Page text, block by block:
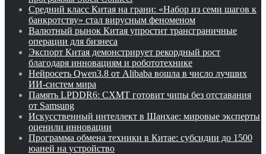
Средний класс Китая на грани: «Набор из семи шагов к
банкротству» стал вирусным феноменом
Валютный рынок Китая упростит трансграничные
операции для бизнеса
Экспорт Китая демонстрирует рекордный рост
благодаря инновациям и робототехнике
Нейросеть Qwen3.8 от Alibaba вошла в число лучших
ИИ-систем мира
Память LPDDR6: CXMT готовит чипы без отставания
от Samsung
Искусственный интеллект в Шанхае: мировые эксперты
оценили инновации
Программа обмена техники в Китае: субсидии до 1500
юаней на устройство